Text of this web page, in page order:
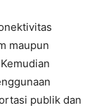
maupun
publik dan